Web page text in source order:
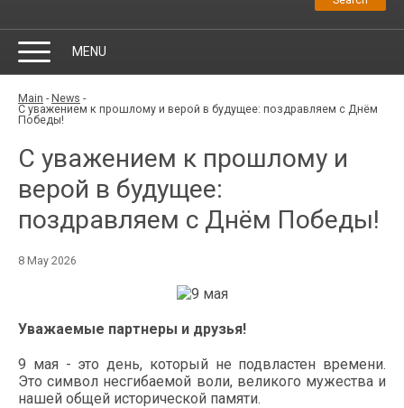
MENU
Main -News -
С уважением к прошлому и верой в будущее: поздравляем с Днём
Победы!
С уважением к прошлому и
верой в будущее:
поздравляем с Днём Победы!
8 May 2026
Уважаемые партнеры и друзья!
9 мая - это день, который не подвластен времени.
Это символ несгибаемой воли, великого мужества и
нашей общей исторической памяти.